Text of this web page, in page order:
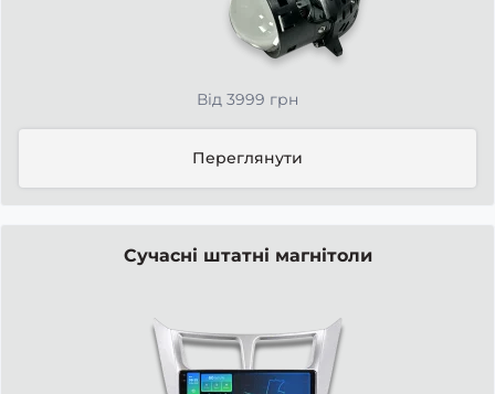
Від 3999 грн
Переглянути
Сучасні штатні магнітоли